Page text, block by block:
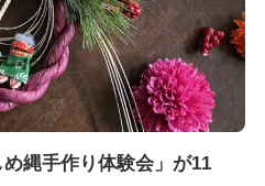
縄手作り体験会」が11